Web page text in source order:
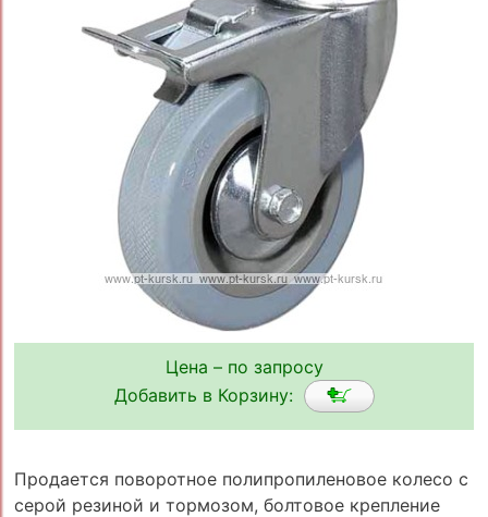
Цена – по запросу
Добавить в Корзину:
Продается поворотное полипропиленовое колесо с
серой резиной и тормозом, болтовое крепление